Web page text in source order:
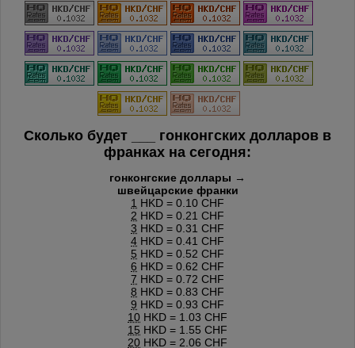
Сколько будет
гонконгских долларов в
франках на сегодня:
гонконгские доллары →
швейцарские франки
1 HKD = 0.10 CHF
2 HKD = 0.21 CHF
3 HKD = 0.31 CHF
4 HKD = 0.41 CHF
5 HKD = 0.52 CHF
6 HKD = 0.62 CHF
7 HKD = 0.72 CHF
8 HKD = 0.83 CHF
9 HKD = 0.93 CHF
10 HKD = 1.03 CHF
15 HKD = 1.55 CHF
20 HKD = 2.06 CHF